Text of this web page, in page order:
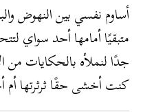
أساوم نفسي بين النهوض
متبقيًا أمامها أحد سواي
جدًا لنملأه بالحكايات من
كنت أخشى حقًا ثرثرتها